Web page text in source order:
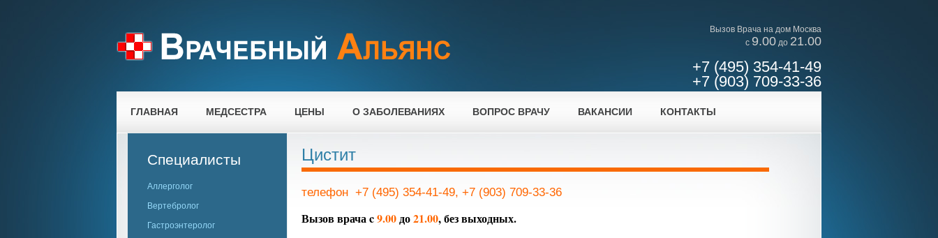
Вызов Врача на дом Москва
c 9.00 до 21.00
+7 (495) 354-41-49
+7 (903) 709-33-36
ГЛАВНАЯ МЕДСЕСТРА ЦЕНЫ О ЗАБОЛЕВАНИЯХ ВОПРОС ВРАЧУ ВАКАНСИИ КОНТАКТЫ
Специалисты
Аллерголог
Вертебролог
Гастроэнтеролог
Цистит
телефон +7 (495) 354-41-49, +7 (903) 709-33-36
Вызов врача c9.00до21.00, без выходных.